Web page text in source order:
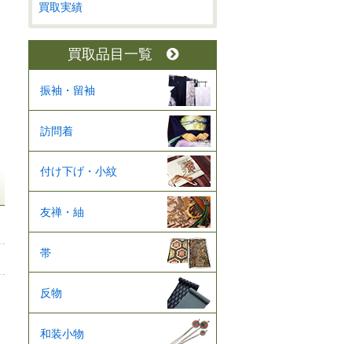
買取実績
買取品目一覧
振袖・留袖
訪問着
付け下げ・小紋
友禅・紬
帯
反物
和装小物